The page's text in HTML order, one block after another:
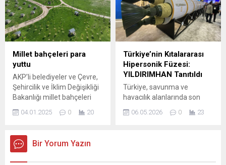
Müdürlüğü adına tescil edildi
ve bunun ardından yeni
kararlar gündeme geldi.
Kararın ardından geçen
süreçte sarnıcın ziyarete
kapatılması, devir
işlemlerinin yeniden
değerlendirilmesi ve
yürütmeyi durdurma...
kontrol sistemlerinin sahip
olması gereken teknik ve
idari koşullar açıklandı. Yeni
düzenleme, alkol sınırı aşan
sürücülerin araç
kullanmasını otomatik
olarak engellemeyi
Millet bahçeleri para
yuttu
AKP’li belediyeler ve Çevre,
Şehircilik ve İklim Değişikliği
Bakanlığı millet bahçeleri
için kesenin ağzını açtı.
Türkiye’nin yapı stoğunu
olmak üzere önemli birçok
alana kaynak ayıramayan
04.01.2025 0 20
Türkiye’nin Kıtalararası
Hipersonik Füzesi:
YILDIRIMHAN Tanıtıldı
Türkiye, savunma ve
havacılık alanlarında son
yıllarda kaydettiği
ilerlemelerle dikkat
06.05.2026 0 23
Bir Yorum Yazın